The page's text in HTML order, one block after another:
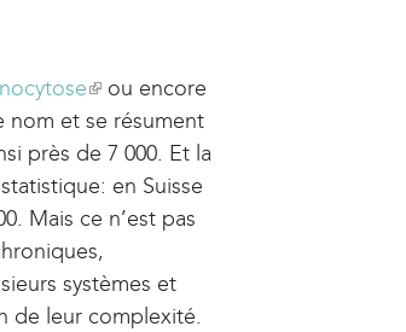
(
l
i
n
k
i
s
e
ou encore
nom et se résument
près de 7 000. Et la
en Suisse
Mais ce n’est pas
systèmes et
de leur complexité.